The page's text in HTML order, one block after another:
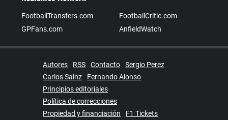
FootballTransfers.com
FootballCritic.com
GPFans.com
AnfieldWatch
Autores RSS Contacto
Sergio Perez
Carlos Sainz
Fernando Alonso
Principios editoriales
Política de correcciones
Propiedad y financiación
F1 Tickets